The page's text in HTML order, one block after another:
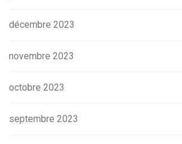
décembre 2023
novembre 2023
octobre 2023
septembre 2023